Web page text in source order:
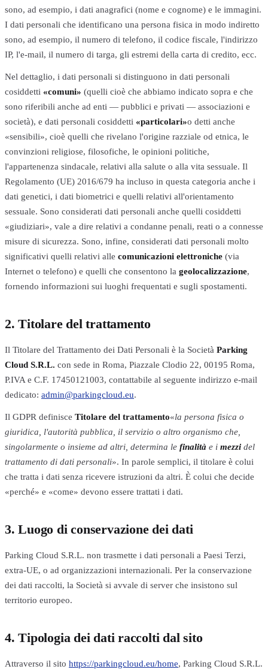
sono, ad esempio, i dati anagrafici (nome e cognome) e le immagini.
I dati personali che identificano una persona fisica in modo indiretto
sono, ad esempio, il numero di telefono, il codice fiscale, l'indirizzo
IP, l'e-mail, il numero di targa, gli estremi della carta di credito, ecc.
Nel dettaglio, i dati personali si distinguono in dati personali
cosiddetti «comuni» (quelli cioè che abbiamo indicato sopra e che
sono riferibili anche ad enti — pubblici e privati — associazioni e
società), e dati personali cosiddetti «particolari»o detti anche
«sensibili», cioè quelli che rivelano l'origine razziale od etnica, le
convinzioni religiose, filosofiche, le opinioni politiche,
l'appartenenza sindacale, relativi alla salute o alla vita sessuale. Il
Regolamento (UE) 2016/679 ha incluso in questa categoria anche i
dati genetici, i dati biometrici e quelli relativi all'orientamento
sessuale. Sono considerati dati personali anche quelli cosiddetti
«giudiziari», vale a dire relativi a condanne penali, reati o a connesse
misure di sicurezza. Sono, infine, considerati dati personali molto
significativi quelli relativi alle comunicazioni elettroniche (via
Internet o telefono) e quelli che consentono la geolocalizzazione,
fornendo informazioni sui luoghi frequentati e sugli spostamenti.
2. Titolare del trattamento
Il Titolare del Trattamento dei Dati Personali è la Società Parking
Cloud S.R.L. con sede in Roma, Piazzale Clodio 22, 00195 Roma,
P.IVA e C.F. 17450121003, contattabile al seguente indirizzo e-mail
dedicato: admin@parkingcloud.eu.
Il GDPR definisce Titolare del trattamento«la persona fisica o
giuridica, l'autorità pubblica, il servizio o altro organismo che,
singolarmente o insieme ad altri, determina le finalità e i mezzi del
trattamento di dati personali». In parole semplici, il titolare è colui
che tratta i dati senza ricevere istruzioni da altri. È colui che decide
«perché» e «come» devono essere trattati i dati.
3. Luogo di conservazione dei dati
Parking Cloud S.R.L. non trasmette i dati personali a Paesi Terzi,
extra-UE, o ad organizzazioni internazionali. Per la conservazione
dei dati raccolti, la Società si avvale di server che insistono sul
territorio europeo.
4. Tipologia dei dati raccolti dal sito
Attraverso il sito https://parkingcloud.eu/home, Parking Cloud S.R.L.